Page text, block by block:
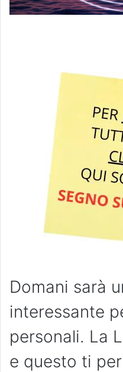
Domani sarà
interessante
personali. La
e questo ti